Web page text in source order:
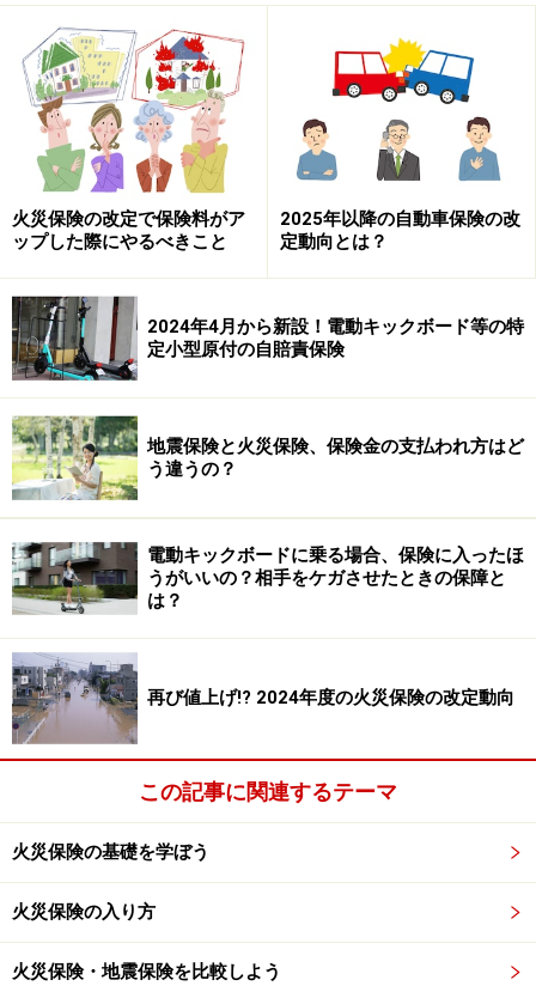
火災保険の改定で保険料がア
ップした際にやるべきこと
2025年以降の自動車保険の改
定動向とは？
2024年4月から新設！電動キックボード等の特
定小型原付の自賠責保険
地震保険と火災保険、保険金の支払われ方はど
う違うの？
電動キックボードに乗る場合、保険に入ったほ
うがいいの？相手をケガさせたときの保障と
は？
再び値上げ!? 2024年度の火災保険の改定動向
この記事に関連するテーマ
火災保険の基礎を学ぼう
火災保険の入り方
火災保険・地震保険を比較しよう